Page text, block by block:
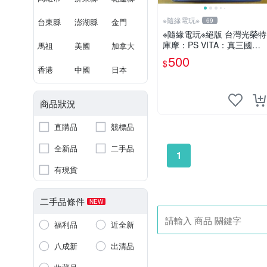
台東縣 澎湖縣 金門
馬祖 美國 加拿大
香港 中國 日本
商品狀況
直購品
競標品
全新品
二手品
有現貨
二手品條件 NEW
福利品
近全新
八成新
出清品
※隨緣電玩※ 69
※隨緣電玩※絕版 台灣光榮特
庫摩：PS VITA：真三國無
雙 英傑傳《一盒裝》中文版
㊣正版㊣全新品
$500
1